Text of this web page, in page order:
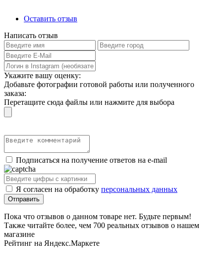
Оставить отзыв
Написать отзыв
Укажите вашу оценку:
Добавьте фотографии готовой работы или полученного
заказа:
Перетащите сюда файлы или нажмите для выбора
Подписаться на получение ответов на e-mail
Я согласен на обработку персональных данных
Пока что отзывов о данном товаре нет. Будьте первым!
Также читайте более, чем 700 реальных отзывов о нашем
магазине
Рейтинг на Яндекс.Маркете